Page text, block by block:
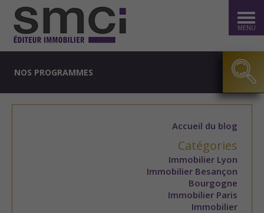
MENU
NOS PROGRAMMES
Accueil du blog
Catégories
Immobilier Lyon
Immobilier Besançon
Bourgogne
Immobilier Paris
Immobilier